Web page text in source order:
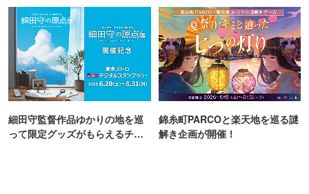
細田守監督作品ゆかりの地を巡
って限定グッズがもらえるチャ
錦糸町PARCOと楽天地を巡る謎
解き企画が開催！